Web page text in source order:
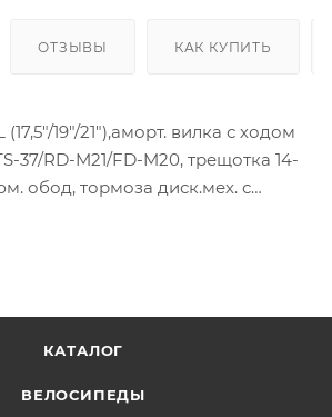
ОТЗЫВЫ КАК КУПИТЬ
(17,5"/19"/21"),аморт. вилка с ходом
37/RD-M21/FD-M20, трещотка 14-
обод, тормоза диск.мех. с
КАТАЛОГ
ВЕЛОСИПЕДЫ